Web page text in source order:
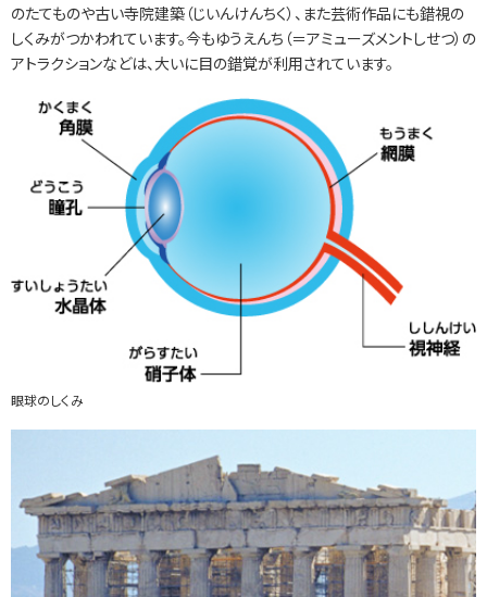
のたてものや古い寺院建築（じいんけんちく）、また芸術作品にも錯視の
しくみがつかわれています。今もゆうえんち（＝アミューズメントしせつ）の
アトラクションなどは、大いに目の錯覚が利用されています。
眼球のしくみ